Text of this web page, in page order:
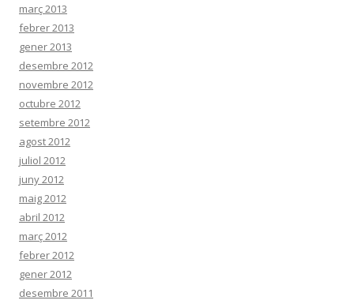
març 2013
febrer 2013
gener 2013
desembre 2012
novembre 2012
octubre 2012
setembre 2012
agost 2012
juliol 2012
juny 2012
maig 2012
abril 2012
març 2012
febrer 2012
gener 2012
desembre 2011